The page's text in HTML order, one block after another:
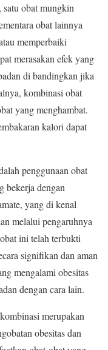
satu obat mungkin
obat lainnya
memperbaiki
merasakan efek yang
di bandingkan jika
kombinasi obat
yang menghambat.
kalori dapat
penggunaan obat
bekerja dengan
yang di kenal
melalui pengaruhnya
ini telah terbukti
signifikan dan aman
mengalami obesitas
dengan cara lain.
merupakan
obesitas dan